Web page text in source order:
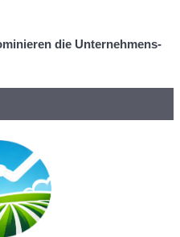
die Unternehmens-